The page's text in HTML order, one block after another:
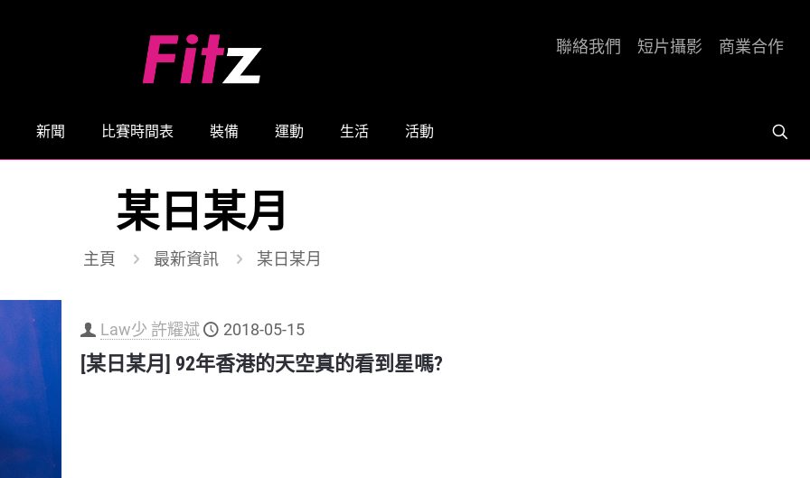
新聞 比賽時間表 裝備 運動 生活 活動
聯絡我們 短片攝影 商業合作
某日某月
主頁 最新資訊 某日某月
Law少 許耀斌 2018-05-15
[某日某月] 92年香港的天空真的看到星嗎?